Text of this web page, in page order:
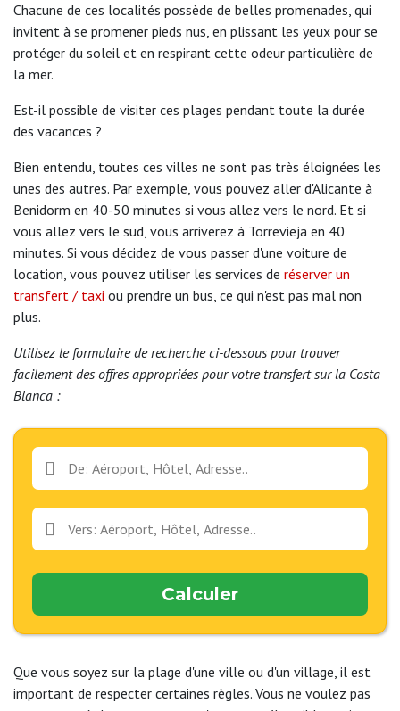
Chacune de ces localités possède de belles promenades, qui
invitent à se promener pieds nus, en plissant les yeux pour se
protéger du soleil et en respirant cette odeur particulière de
la mer.
Est-il possible de visiter ces plages pendant toute la durée
des vacances ?
Bien entendu, toutes ces villes ne sont pas très éloignées les
unes des autres. Par exemple, vous pouvez aller d'Alicante à
Benidorm en 40-50 minutes si vous allez vers le nord. Et si
vous allez vers le sud, vous arriverez à Torrevieja en 40
minutes. Si vous décidez de vous passer d'une voiture de
location, vous pouvez utiliser les services de réserver un
transfert / taxi ou prendre un bus, ce qui n'est pas mal non
plus.
Utilisez le formulaire de recherche ci-dessous pour trouver
facilement des offres appropriées pour votre transfert sur la Costa
Blanca :
Calculer
Que vous soyez sur la plage d'une ville ou d'un village, il est
important de respecter certaines règles. Vous ne voulez pas